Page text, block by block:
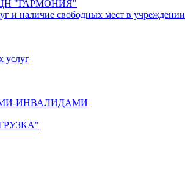
"ГАРМОНИЯ"
и наличие свободных мест в учреждении
услуг
ИНВАЛИДАМИ